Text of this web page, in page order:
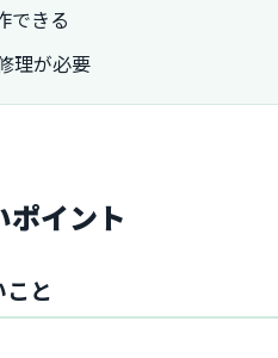
できる
理が必要
イント
と